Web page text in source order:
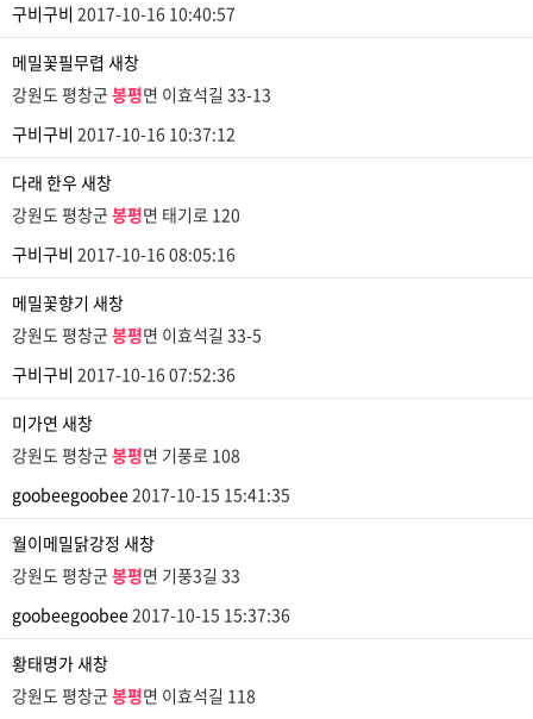
구비구비 2017-10-16 10:40:57
메밀꽃필무렵 새창
강원도 평창군 봉평면 이효석길 33-13
구비구비 2017-10-16 10:37:12
다래 한우새창
강원도 평창군 봉평면 태기로 120
구비구비 2017-10-16 08:05:16
메밀꽃향기 새창
강원도 평창군 봉평면 이효석길 33-5
구비구비 2017-10-16 07:52:36
미가연 새창
강원도 평창군 봉평면 기풍로 108
goobeegoobee2017-10-15 15:41:35
월이메밀닭강정 새창
강원도 평창군 봉평면 기풍3길 33
goobeegoobee2017-10-15 15:37:36
황태명가새창
강원도 평창군 봉평면 이효석길 118